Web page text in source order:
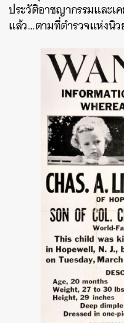
ประวัติอาชญากรรมและเ
แล้ว…ตามที่ตำรวจแห่งนิว
SHARE